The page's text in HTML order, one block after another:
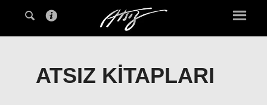
ATSIZ KITAPLARI